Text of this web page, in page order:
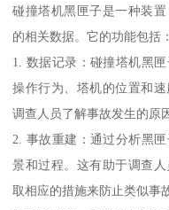
碰撞塔机黑匣子是一种装
的相关数据。它的功能包括：
1. 数据记录：碰撞塔机黑
操作行为、塔机的位置和
调查人员了解事故发生的原
2. 事故重建：通过分析黑
景和过程。这有助于调查
取相应的措施来防止类似事